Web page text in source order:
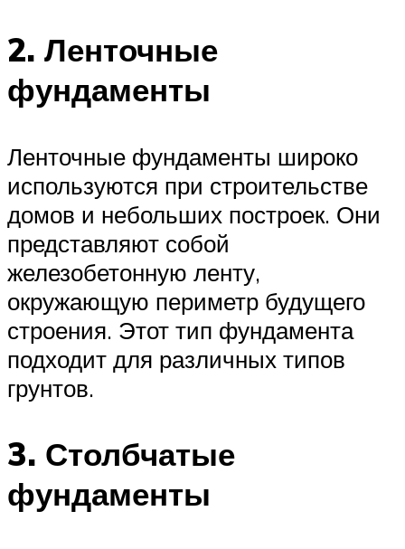
2. Ленточные
фундаменты
Ленточные фундаменты широко
используются при строительстве
домов и небольших построек. Они
представляют собой
железобетонную ленту,
окружающую периметр будущего
строения. Этот тип фундамента
подходит для различных типов
грунтов.
3. Столбчатые
фундаменты